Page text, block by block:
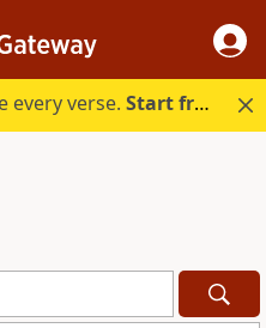
every verse.Start free.